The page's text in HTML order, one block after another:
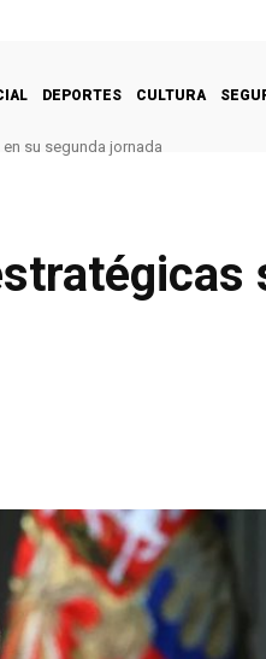
DEPORTES CULTURA
su segunda jornada